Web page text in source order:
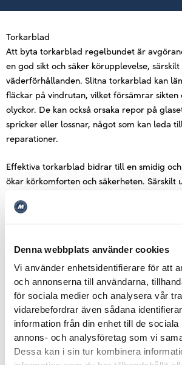
Denna webbplats använder cookies
Vi använder enhetsidentifierare för att
och annonserna till användarna,
för sociala medier och analysera vår
vidarebefordrar även sådana
information från din enhet till de sociala
annons- och analysföretag som vi
Dessa kan i sin tur kombinera
Torkarblad
Att byta torkarblad regelbundet är
en god sikt och säker körupplevelse,
väderförhållanden. Slitna torkarblad kan
fläckar på vindrutan, vilket försämrar sikten
olyckor. De kan också orsaka repor på
spricker eller lossnar, något som kan leda
reparationer.
Effektiva torkarblad bidrar till en smidig
ökar körkomforten och säkerheten. Särskilt
vindrutan ren och säker. Vi
minst en gång per år eller så fort de visar
När du byter vindruta hos oss får du 50%
torkarblad för att säkerställa optimal
både vindrutan och din sikt. Detta är en
investering i din säkerhet på vägen.